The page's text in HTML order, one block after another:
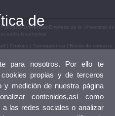
Universitat-Empresa de la Universitat de
titulos-propios/
Cookies Transparencia Bústia de contacte
de
para nosotros. Por ello te
propias y de terceros
y medición de nuestra página
contenidos,así como
a las redes sociales o analizar